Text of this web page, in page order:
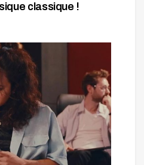
classique !